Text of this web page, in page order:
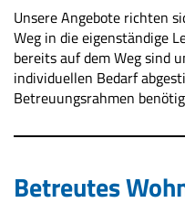
Unsere Angebote richten
Weg in die eigenständige
bereits auf dem Weg sind
individuellen Bedarf
Betreuungsrahmen
Betreutes